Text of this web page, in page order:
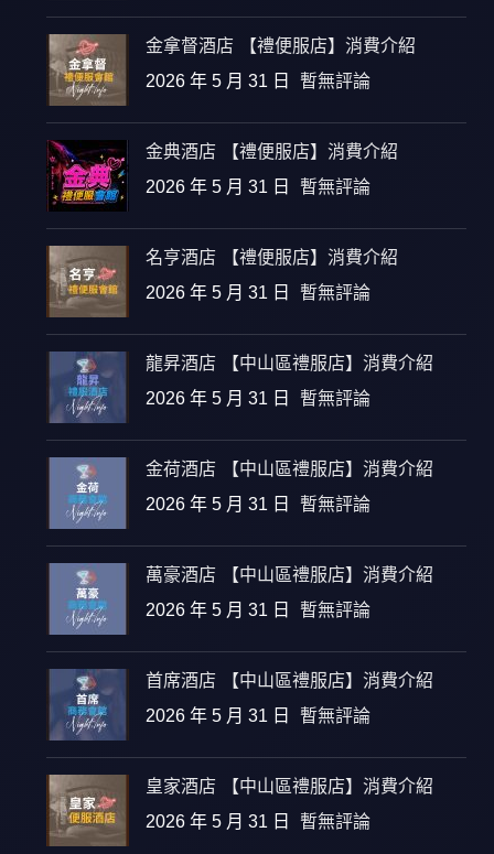
金拿督酒店 【禮便服店】消費介紹
2026 年 5 月 31 日 暫無評論
金典酒店 【禮便服店】消費介紹
2026 年 5 月 31 日 暫無評論
名亨酒店 【禮便服店】消費介紹
2026 年 5 月 31 日 暫無評論
龍昇酒店 【中山區禮服店】消費介紹
2026 年 5 月 31 日 暫無評論
金荷酒店 【中山區禮服店】消費介紹
2026 年 5 月 31 日 暫無評論
萬豪酒店 【中山區禮服店】消費介紹
2026 年 5 月 31 日 暫無評論
首席酒店 【中山區禮服店】消費介紹
2026 年 5 月 31 日 暫無評論
皇家酒店 【中山區禮服店】消費介紹
2026 年 5 月 31 日 暫無評論